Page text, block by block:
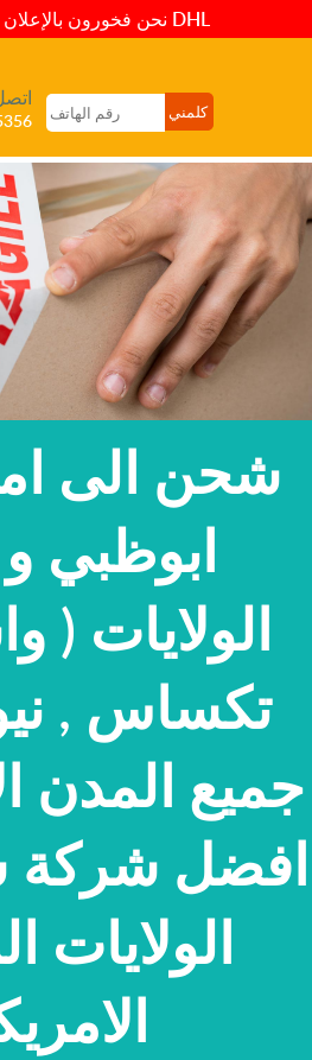
نحن فخورون بالإعلان عن شراكتنا مع DHL
شحن الى
ابوظبي
الولايات (
تكساس ,
جميع المدن
افضل شركة
الولايات